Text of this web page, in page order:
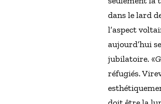
dans le lard
l’aspect
aujourd’hui
jubilatoire. «
réfugiés.